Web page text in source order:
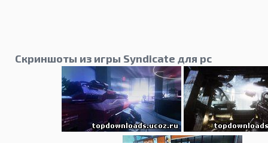
Скриншоты из игры Syndicate для pc